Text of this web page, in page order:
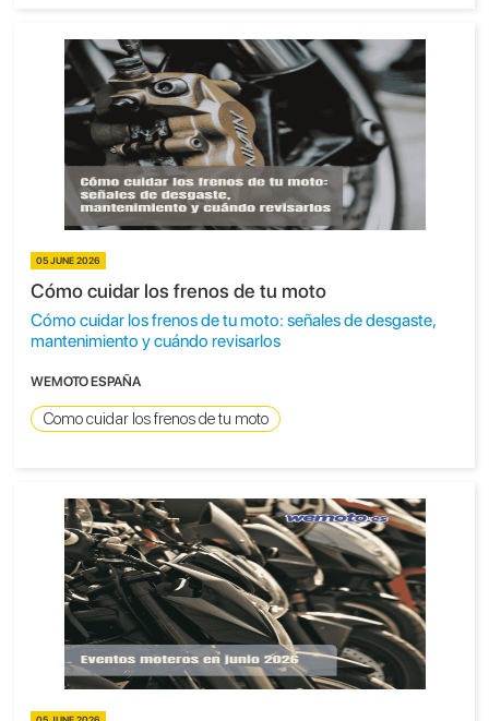
05 JUNE 2026
Cómo cuidar los frenos de tu moto
Cómo cuidar los frenos de tu moto: señales de desgaste,
mantenimiento y cuándo revisarlos
WEMOTO ESPAÑA
Como cuidar los frenos de tu moto